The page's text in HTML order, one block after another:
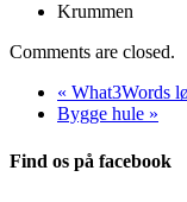
Krummen
Comments are closed.
« What3Words
Bygge hule »
Find os på facebook